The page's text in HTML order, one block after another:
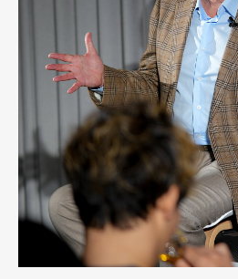
Pen Membership
Official Columnist
Contact
Pen Meet
Pen international